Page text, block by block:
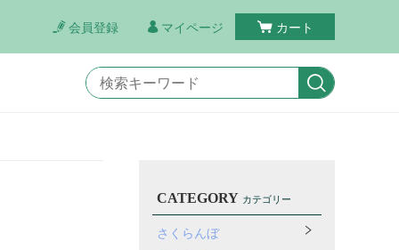
会員登録 マイページ カート
CATEGORY カテゴリー
さくらんぼ